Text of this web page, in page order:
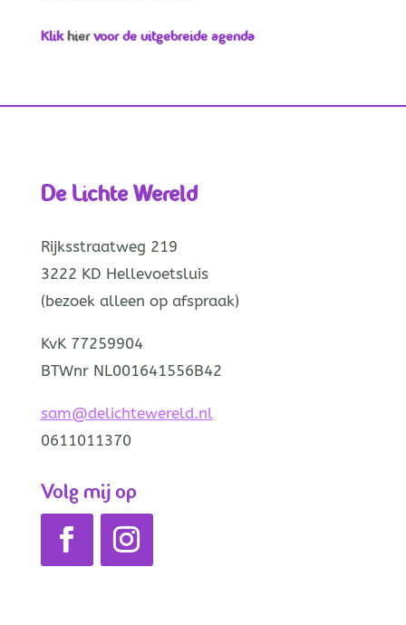
Klikhiervoor de uitgebreide agenda
De Lichte Wereld
Rijksstraatweg 219
3222 KD Hellevoetsluis
(bezoek alleen op afspraak)
KvK 77259904
BTWnr NL001641556B42
sam@delichtewereld.nl
0611011370
Volg mij op